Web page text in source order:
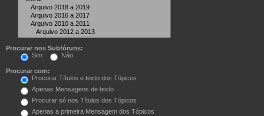
Procurar nos Subfóruns:
Sim
Não
Procurar com:
Procurar Títulos e texto dos Tópicos
Apenas Mensagens de texto
Procurar só nos Títulos dos Tópicos
Apenas a primeira Mensagem dos Tópicos